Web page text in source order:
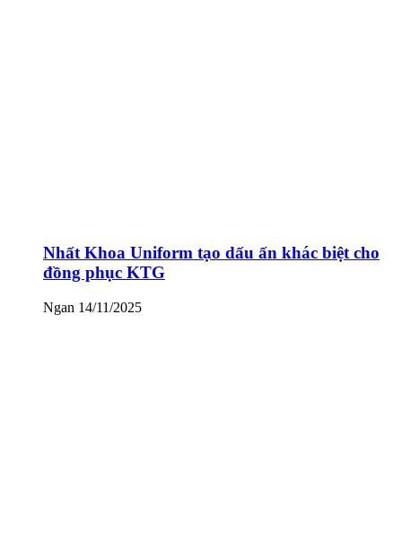
Nhất Khoa Uniform tạo dấu ấn khác biệt cho
đồng phục KTG
Ngan 14/11/2025